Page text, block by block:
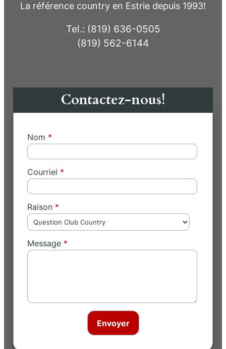
La référence country en Estrie depuis 1993!
Tel.: (819) 636-0505
(819) 562-6144
Contactez-nous!
Nom
Courriel
Raison
Message